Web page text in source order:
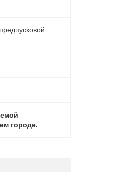
городе.